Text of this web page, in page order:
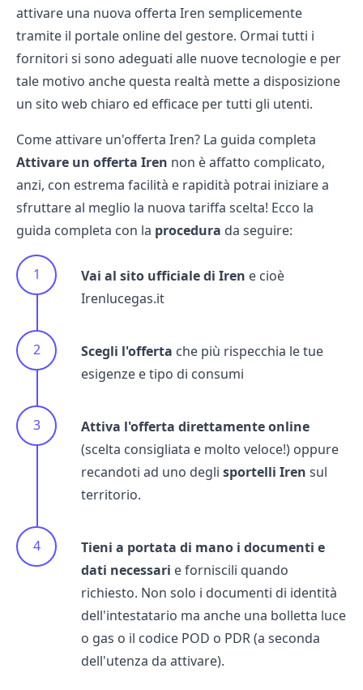
attivare una nuova offerta Iren semplicemente
tramite il portale online del gestore. Ormai tutti i
fornitori si sono adeguati alle nuove tecnologie e per
tale motivo anche questa realtà mette a disposizione
un sito web chiaro ed efficace per tutti gli utenti.
Come attivare un'offerta Iren? La guida completa
Attivare un offerta Iren non è affatto complicato,
anzi, con estrema facilità e rapidità potrai iniziare a
sfruttare al meglio la nuova tariffa scelta! Ecco la
guida completa con la procedura da seguire:
Vai al sito ufficiale di Iren e cioè
Irenlucegas.it
Scegli l'offerta che più rispecchia le tue
esigenze e tipo di consumi
Attiva l'offerta direttamente online
(scelta consigliata e molto veloce!) oppure
recandoti ad uno degli sportelli Iren sul
territorio.
Tieni a portata di mano i documenti e
dati necessari e forniscili quando
richiesto. Non solo i documenti di identità
dell'intestatario ma anche una bolletta luce
o gas o il codice POD o PDR (a seconda
dell'utenza da attivare).